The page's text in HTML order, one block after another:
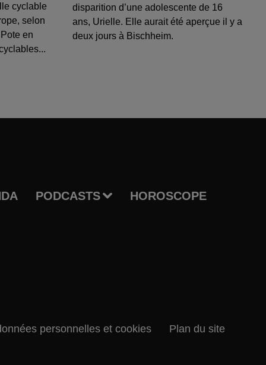
cyclable
selon
en
disparition d’une adolescente de 16
ans, Urielle. Elle aurait été aperçue il y a
deux jours à Bischheim.
PODCASTS HOROSCOPE
personnelles et cookies Plan du site